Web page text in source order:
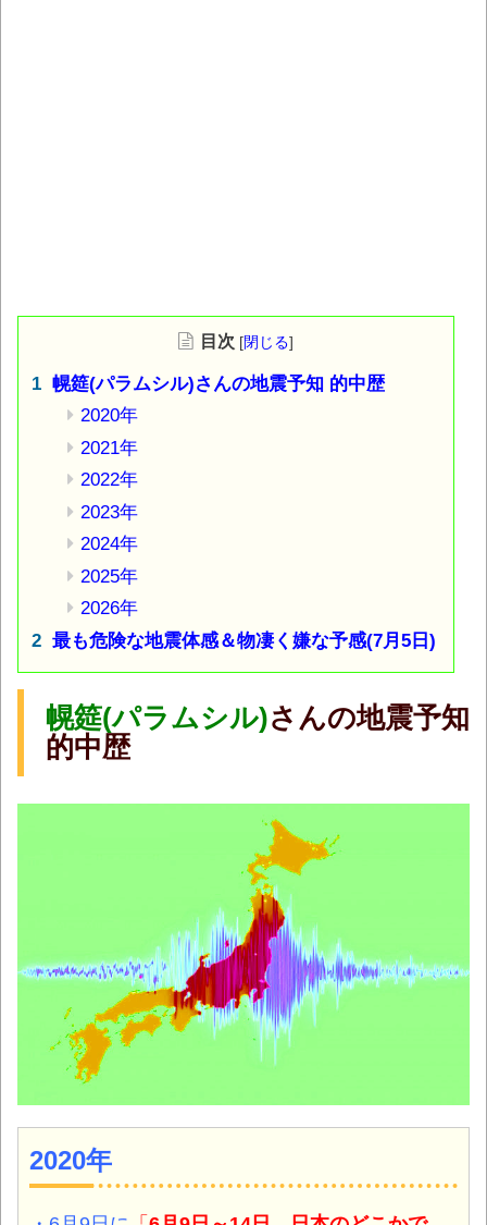
目次 [閉じる]
幌筵(パラムシル)さんの地震予知 的中歴
2020年
2021年
2022年
2023年
2024年
2025年
2026年
最も危険な地震体感＆物凄く嫌な予感(7月5日)
幌筵(パラムシル)さんの地震予知
的中歴
2020年